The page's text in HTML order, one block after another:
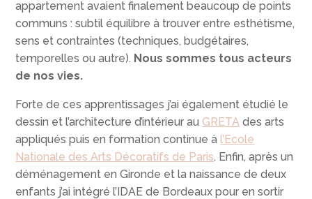
appartement avaient finalement beaucoup de points
communs : subtil équilibre à trouver entre esthétisme,
sens et contraintes (techniques, budgétaires,
temporelles ou autre). Nous sommes tous acteurs
de nos vies.
Forte de ces apprentissages j’ai également étudié le
dessin et l’architecture d’intérieur au GRETA des arts
appliqués puis en formation continue àl’Ecole
Nationale des Arts Décoratifs de Paris. Enfin, après un
déménagement en Gironde et la naissance de deux
enfants j’ai intégré l’IDAE de Bordeaux pour en sortir